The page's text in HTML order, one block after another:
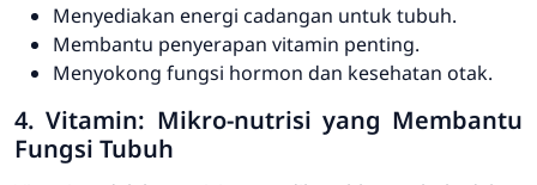
Menyediakan energi cadangan untuk tubuh.
Membantu penyerapan vitamin penting.
Menyokong fungsi hormon dan kesehatan otak.
4. Vitamin: Mikro-nutrisi yang Membantu
Fungsi Tubuh